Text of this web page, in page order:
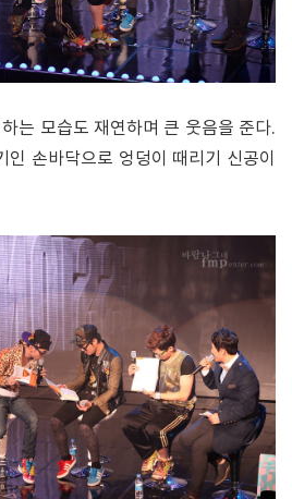
는 모습도 재연하며 큰 웃음을 준다.
인 손바닥으로 엉덩이 때리기 신공이